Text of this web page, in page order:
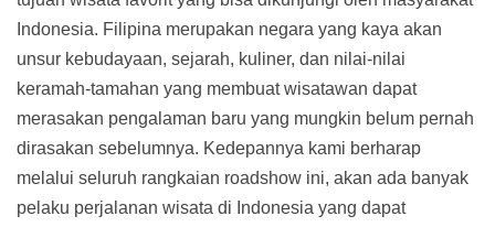
Indonesia. Filipina merupakan negara yang kaya akan
unsur kebudayaan, sejarah, kuliner, dan nilai-nilai
keramah-tamahan yang membuat wisatawan dapat
merasakan pengalaman baru yang mungkin belum pernah
dirasakan sebelumnya. Kedepannya kami berharap
melalui seluruh rangkaian roadshow ini, akan ada banyak
pelaku perjalanan wisata di Indonesia yang dapat